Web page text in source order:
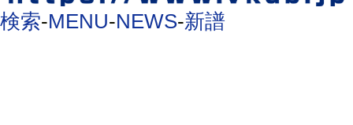
検索-MENU-NEWS-新譜